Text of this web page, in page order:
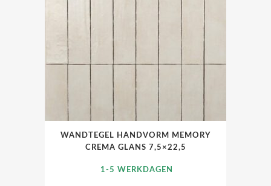
WANDTEGEL HANDVORM MEMORY
CREMA GLANS 7,5×22,5
1-5 WERKDAGEN